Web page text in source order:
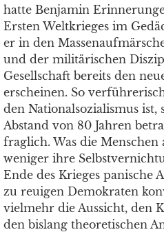
hatte Benjamin
Ersten Weltkrieges im
er in den
und der militärischen
Gesellschaft bereits den
erscheinen. So
den Nationalsozialismus ist,
Abstand von 80 Jahren
fraglich. Was die
weniger ihre
Ende des Krieges panische
zu reuigen Demokraten
vielmehr die Aussicht, den
den bislang theoretischen